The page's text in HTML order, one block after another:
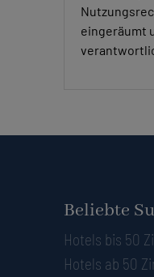
eingeräumt
Beliebte
Hotels bis 50
Hotels ab 50